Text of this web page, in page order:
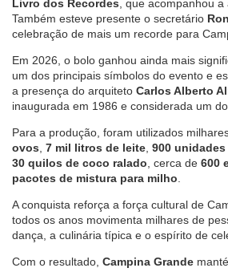
Livro dos Recordes , que acompanhou
Também esteve presente o secretário
celebração de mais um recorde para
Em 2026, o bolo ganhou ainda mais
um dos principais símbolos do evento e
a presença do arquiteto Carlos Alberto
inaugurada em 1986 e considerada um
Para a produção, foram utilizados
ovos 7 mil litros de leite 900
30 quilos de coco ralado , cerca de 600
pacotes de mistura para milho
A conquista reforça a força cultural de
todos os anos movimenta milhares de
dança, a culinária típica e o espírito de
Com o resultado, Campina Grande